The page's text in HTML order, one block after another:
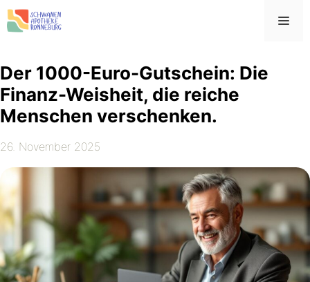
Zum
Inhalt
Der 1000-Euro-Gutschein: Die
Finanz-Weisheit, die reiche
Menschen verschenken.
26. November 2025